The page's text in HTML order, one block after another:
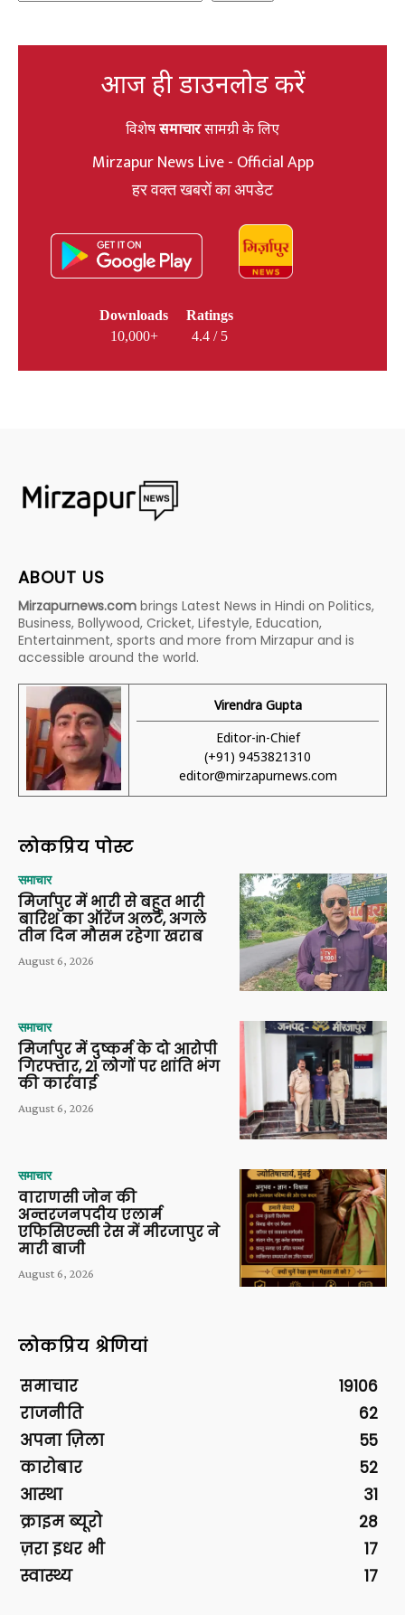
आज ही डाउनलोड करें
विशेषसमाचारसामग्री के लिए
Mirzapur News Live - Official App
हर वक्त खबरों का अपडेट
Downloads
10,000+
Ratings
4.4 / 5
ABOUT US
Mirzapurnews.com brings Latest News in Hindi on Politics,
Business, Bollywood, Cricket, Lifestyle, Education,
Entertainment, sports and more from Mirzapur and is
accessible around the world.
Virendra Gupta
Editor-in-Chief
(+91) 9453821310
editor@mirzapurnews.com
लोकप्रिय पोस्ट
समाचार
मिर्जापुर में भारी से बहुत भारी
बारिश का ऑरेंज अलर्ट, अगले
तीन दिन मौसम रहेगा खराब
August 6, 2026
समाचार
मिर्जापुर में दुष्कर्म के दो आरोपी
गिरफ्तार, 21 लोगों पर शांति भंग
की कार्रवाई
August 6, 2026
समाचार
वाराणसी जोन की
अन्तरजनपदीय एलार्म
एफिसिएन्सी रेस में मीरजापुर ने
मारी बाजी
August 6, 2026
लोकप्रिय श्रेणियां
समाचार
19106
राजनीति
62
अपना ज़िला
55
कारोबार
52
आस्था
31
क्राइम ब्यूरो
28
ज़रा इधर भी
17
स्वास्थ्य
17